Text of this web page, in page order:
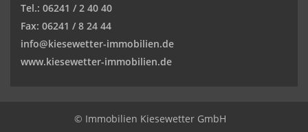
Tel.: 06241 / 2 40 40
Fax: 06241 / 8 24 44
info@kiesewetter-immobilien.de
www.kiesewetter-immobilien.de
© Immobilien Kiesewetter GmbH